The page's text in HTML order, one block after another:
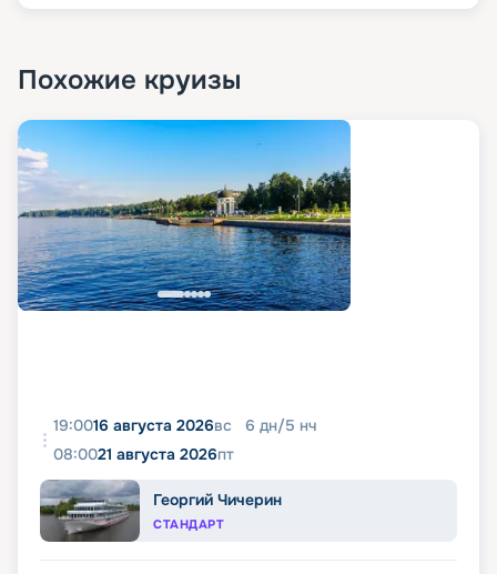
Похожие круизы
19:0016 августа 2026вс 6 дн/5 нч
08:0021 августа 2026пт
Георгий Чичерин
СТАНДАРТ